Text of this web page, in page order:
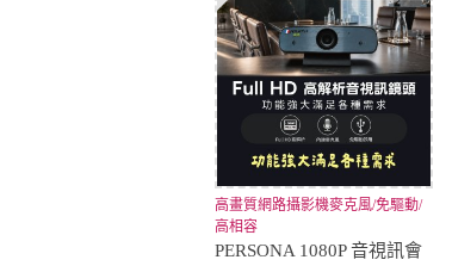
高畫質網路攝影機麥克風/免驅動/
高相容
PERSONA 1080P 音視訊會